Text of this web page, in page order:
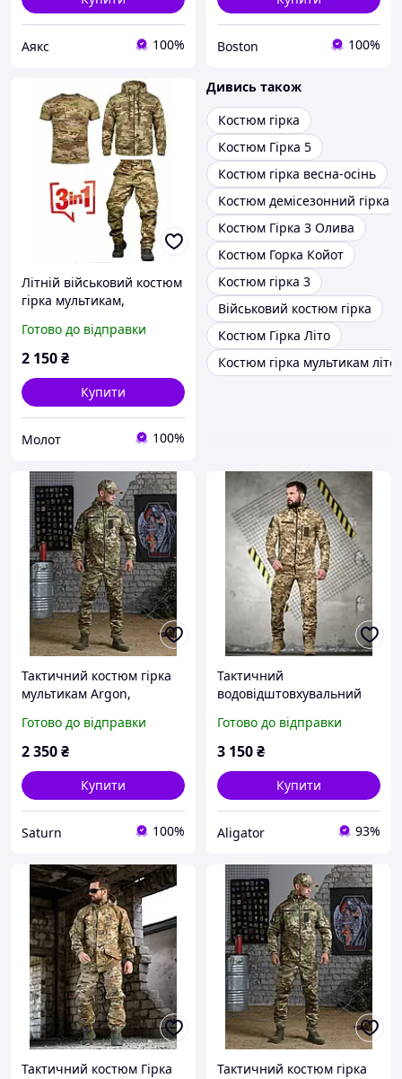
Аякс 100% Boston 100%
Літній військовий костюм
гірка мультикам,
костюм гірка камуфляж
весна літо форма зсу
Готово до відправки
2 150₴
Купити
Молот 100%
Дивись також
Костюм гірка
Костюм Гірка 5
Костюм гірка весна-осінь
Костюм демісезонний гірка
Костюм Гірка 3 Олива
Костюм Горка Койот
Костюм гірка 3
Військовий костюм гірка
Костюм Гірка Літо
Костюм гірка мультикам літо
Тактичний костюм гірка
мультикам Argon,
Pixel Рипстоп камуфляж
армійський бойовий
Готово до відправки
2 350₴
Купити
Saturn 100%
Тактичний
водовідштовхувальний
демісезонна військова
форма pixel камуфляж,
Готово до відправки
3 150₴
Купити
Aligator 93%
Тактичний костюм Гірка
Тактичний костюм гірка